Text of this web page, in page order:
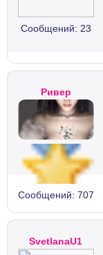
Сообщений: 23
Ривер
Сообщений: 707
SvetlanaU1